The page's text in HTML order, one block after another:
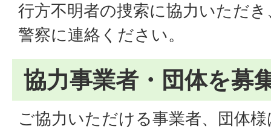
行方不明者の捜索に協力いただ
警察に連絡ください。
協力事業者・団体を募
ご協力いただける事業者、団体